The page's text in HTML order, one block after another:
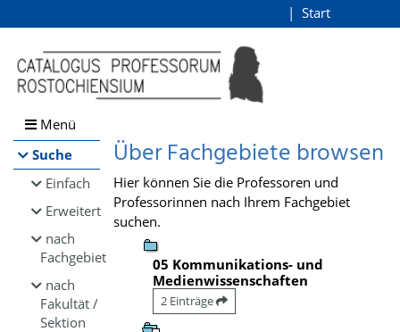
Browsen
direkt zum Inhalt
Start
Menü
Suche
Einfach
Erweitert
nach
Fachgebiet
nach
Fakultät /
Sektion
Über Fachgebiete browsen
Hier können Sie die Professoren und
Professorinnen nach Ihrem Fachgebiet
suchen.
05 Kommunikations- und
Medienwissenschaften
2 Einträge